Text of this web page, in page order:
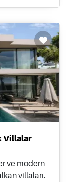
Villalar
ve modern
villaları.